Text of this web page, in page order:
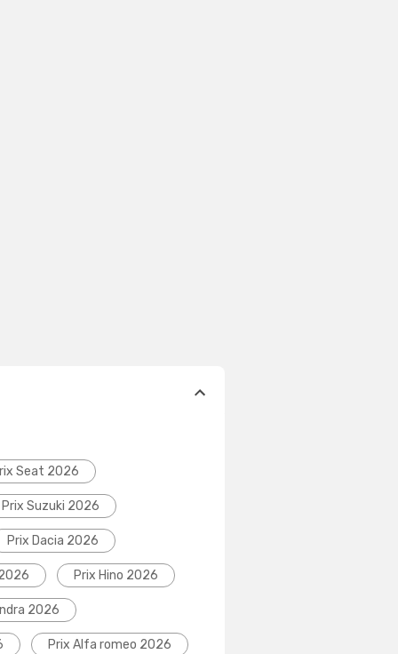
Seat 2026
Prix Suzuki 2026
Prix Dacia 2026
Prix Hino 2026
2026
Prix Alfa romeo 2026